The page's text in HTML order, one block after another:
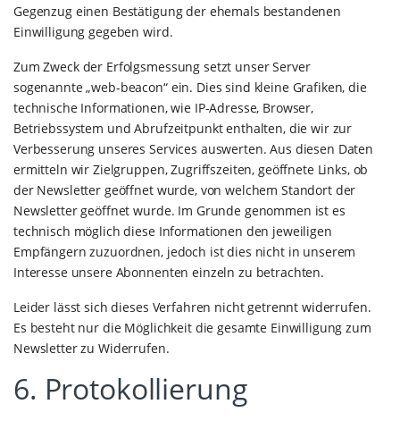
Gegenzug einen Bestätigung der ehemals bestandenen
Einwilligung gegeben wird.
Zum Zweck der Erfolgsmessung setzt unser Server
sogenannte „web-beacon“ ein. Dies sind kleine Grafiken, die
technische Informationen, wie IP-Adresse, Browser,
Betriebssystem und Abrufzeitpunkt enthalten, die wir zur
Verbesserung unseres Services auswerten. Aus diesen Daten
ermitteln wir Zielgruppen, Zugriffszeiten, geöffnete Links, ob
der Newsletter geöffnet wurde, von welchem Standort der
Newsletter geöffnet wurde. Im Grunde genommen ist es
technisch möglich diese Informationen den jeweiligen
Empfängern zuzuordnen, jedoch ist dies nicht in unserem
Interesse unsere Abonnenten einzeln zu betrachten.
Leider lässt sich dieses Verfahren nicht getrennt widerrufen.
Es besteht nur die Möglichkeit die gesamte Einwilligung zum
Newsletter zu Widerrufen.
6. Protokollierung